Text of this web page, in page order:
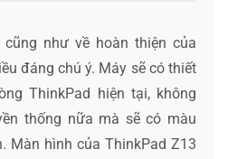
như về hoàn thiện của
đáng chú ý. Máy sẽ có thiết
ThinkPad hiện tại, không
thống nữa mà sẽ có màu
Màn hình của ThinkPad Z13